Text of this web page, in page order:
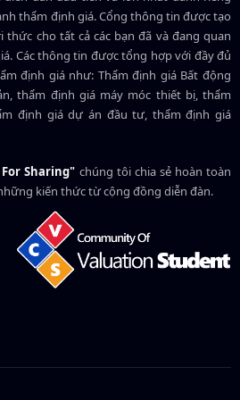
thẩm định giá. Cổng thông tin được tạo
cho tất cả các bạn đã và đang quan
Các thông tin được tổng hợp với đầy đủ
định giá như: Thẩm định giá Bất động
thẩm định giá máy móc thiết bị, thẩm
định giá dự án đầu tư, thẩm định giá
Sharing" chúng tôi chia sẻ hoàn toàn
kiến thức từ cộng đồng diễn đàn.